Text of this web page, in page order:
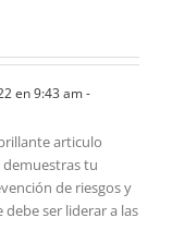
en 9:43 am-
articulo
demuestras tu
de riesgos y
ser liderar a las